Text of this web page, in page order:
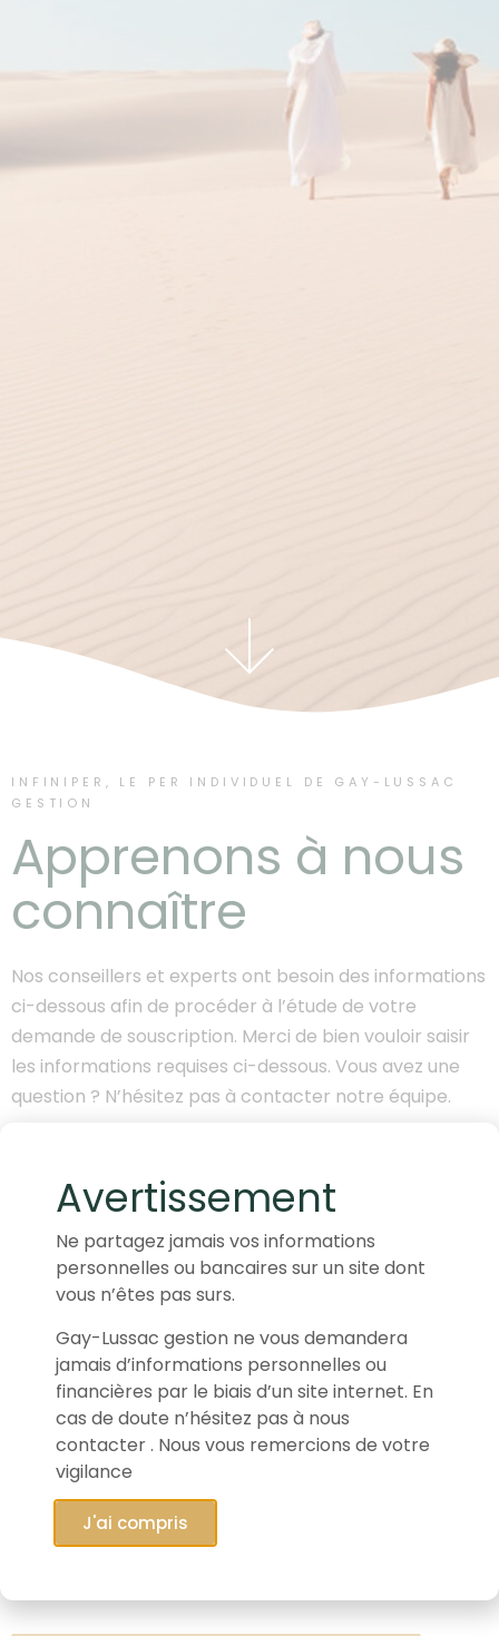
INFINIPER, LE PER INDIVIDUEL DE GAY-LUSSAC
GESTION
Apprenons à nous
connaître
Nos conseillers et experts ont besoin des informations
ci-dessous afin de procéder à l’étude de votre
demande de souscription. Merci de bien vouloir saisir
les informations requises ci-dessous. Vous avez une
question ? N’hésitez pas à contacter notre équipe.
Formulaire de souscription
Votre
identité
2
Votre
identité
3
Votre
identité
4
Civilité
Nom
Prénom
Avertissement
Ne partagez jamais vos informations
personnelles ou bancaires sur un site dont
vous n’êtes pas surs.
Gay-Lussac gestion ne vous demandera
jamais d’informations personnelles ou
financières par le biais d’un site internet. En
cas de doute n’hésitez pas à nous
contacter . Nous vous remercions de votre
vigilance
J'ai compris